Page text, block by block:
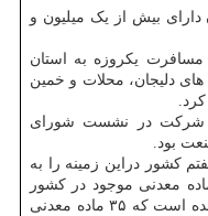
بودن ۱۲ شهرستان دارای بیش از یک میلیون و
یکروزه به استان
دلیجان، محلات و خمین
و شرکت در نشست شورای
بود.
معدن رتبه هفتم کشور دراین زمینه را به
داده و تابحال از ۵۷ نوع ماده معدنی موجود در کشور
۴۲ نوع آن در استان مرکزی شناسایی شده است که ۳۵ ماده معدنی